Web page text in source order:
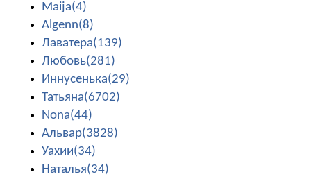
Maija(4)
Algenn(8)
Лаватера(139)
Любовь(281)
Иннусенька(29)
Татьяна(6702)
Nona(44)
Альвар(3828)
Уахии(34)
Наталья(34)